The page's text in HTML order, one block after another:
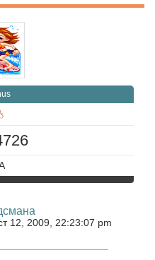
12, 2009, 22:23:07 pm